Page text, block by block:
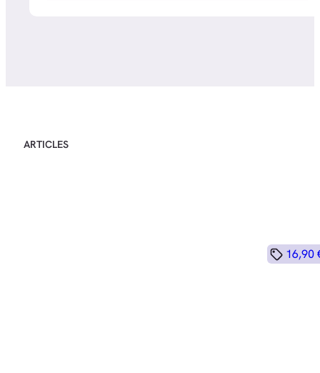
ARTICLES
16,90